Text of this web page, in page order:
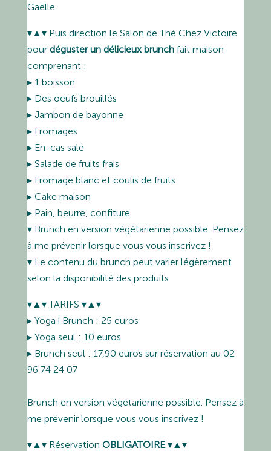
Gaëlle.
▾▲▾ Puis direction le Salon de Thé Chez Victoire
pour déguster un délicieux brunch fait maison
comprenant :
▸ 1 boisson
▸ Des oeufs brouillés
▸ Jambon de bayonne
▸ Fromages
▸ En-cas salé
▸ Salade de fruits frais
▸ Fromage blanc et coulis de fruits
▸ Cake maison
▸ Pain, beurre, confiture
▾ Brunch en version végétarienne possible. Pensez
à me prévenir lorsque vous vous inscrivez !
▾ Le contenu du brunch peut varier légèrement
selon la disponibilité des produits
▾▲▾ TARIFS ▾▲▾
▸ Yoga+Brunch : 25 euros
▸ Yoga seul : 10 euros
▸ Brunch seul : 17,90 euros sur réservation au 02
96 74 24 07
Brunch en version végétarienne possible. Pensez à
me prévenir lorsque vous vous inscrivez !
▾▲▾ Réservation OBLIGATOIRE▾▲▾